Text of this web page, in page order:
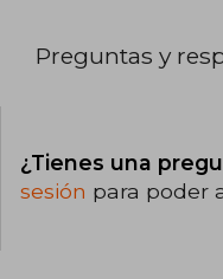
Preguntas y
¿Tienes una
sesión para poder